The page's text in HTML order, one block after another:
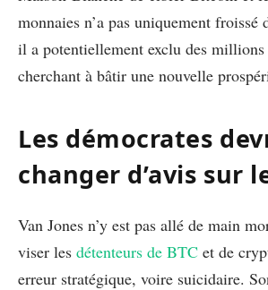
monnaies n’a pas uniquement froissé
il a potentiellement exclu des millions
cherchant à bâtir une nouvelle
Les démocrates
changer d’avis sur
Van Jones n’y est pas allé de main
viser les détenteurs de BTC et de
erreur stratégique, voire suicidaire.